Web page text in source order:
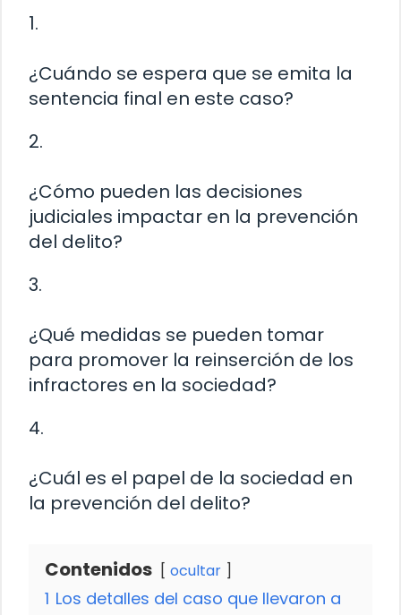
1.
¿Cuándo se espera que se emita la
sentencia final en este caso?
2.
¿Cómo pueden las decisiones
judiciales impactar en la prevención
del delito?
3.
¿Qué medidas se pueden tomar
para promover la reinserción de los
infractores en la sociedad?
4.
¿Cuál es el papel de la sociedad en
la prevención del delito?
Contenidos ocultar
1 Los detalles del caso que llevaron a